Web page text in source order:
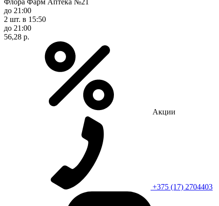
до 21:00
2 шт. в 15:50
до 21:00
56,28 р.
Акции
+375 (17) 2704403